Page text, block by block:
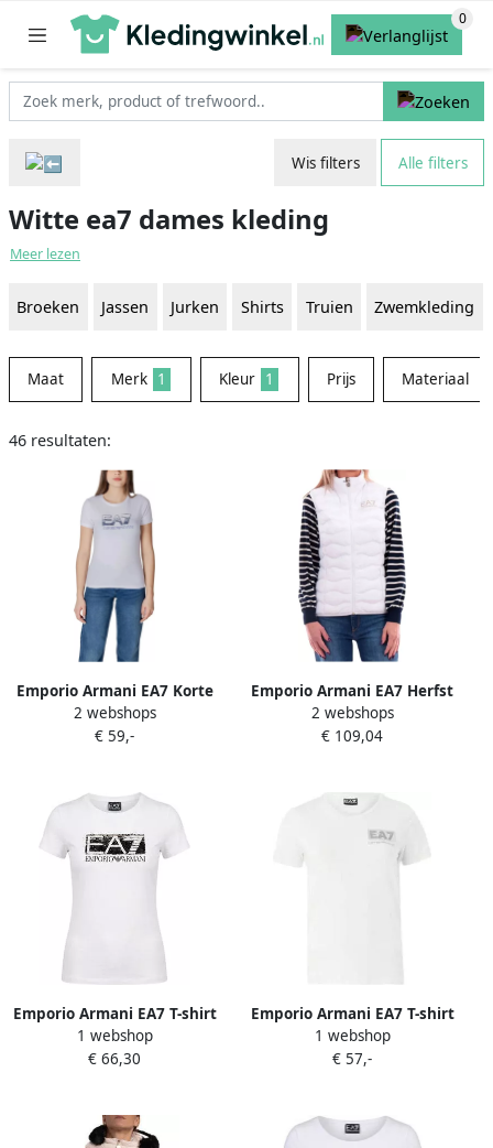
Wis filters Alle filters
Witte ea7 dames kleding
Meer lezen
Broeken Jassen Jurken Shirts Truien Zwemkleding
Maat Merk 1 Kleur 1 Prijs Materiaal
46 resultaten:
Emporio Armani EA7 Korte
mouwen katoenen T-shirt
collectie White Dames
2 webshops
€ 59,-
Emporio Armani EA7 Herfst
Winter Dames Bomberjack
White Dames
2 webshops
€ 109,04
Emporio Armani EA7 T-shirt
Korte Mouw 7W001093
AF10373
1 webshop
€ 66,30
Emporio Armani EA7 T-shirt
7W000492AF10373
1 webshop
€ 57,-